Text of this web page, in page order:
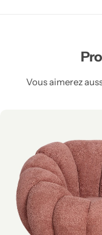
Vous aimerez